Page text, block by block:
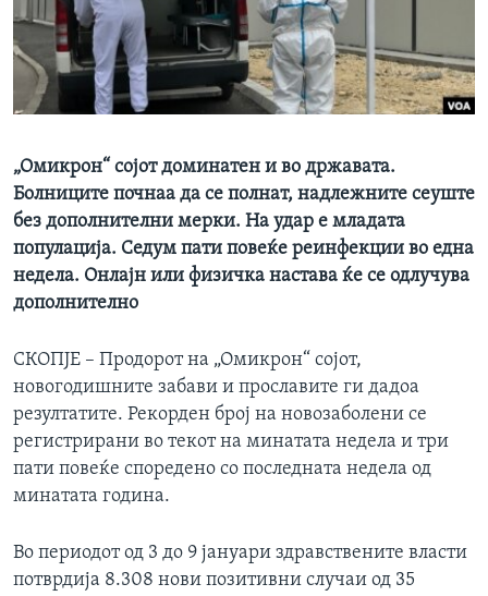
ИНТЕРВЈУА
Јазици
„Омикрон“ сојот доминатен и во државата.
Болниците почнаа да се полнат, надлежните сеуште
без дополнителни мерки. На удар е младата
популација. Седум пати повеќе реинфекции во една
недела. Онлајн или физичка настава ќе се одлучува
дополнително
СКОПЈЕ – Продорот на „Омикрон“ сојот,
новогодишните забави и прославите ги дадоа
резултатите. Рекорден број на новозаболени се
регистрирани во текот на минатата недела и три
пати повеќе споредено со последната недела од
минатата година.
Во периодот од 3 до 9 јануари здравствените власти
потврдија 8.308 нови позитивни случаи од 35